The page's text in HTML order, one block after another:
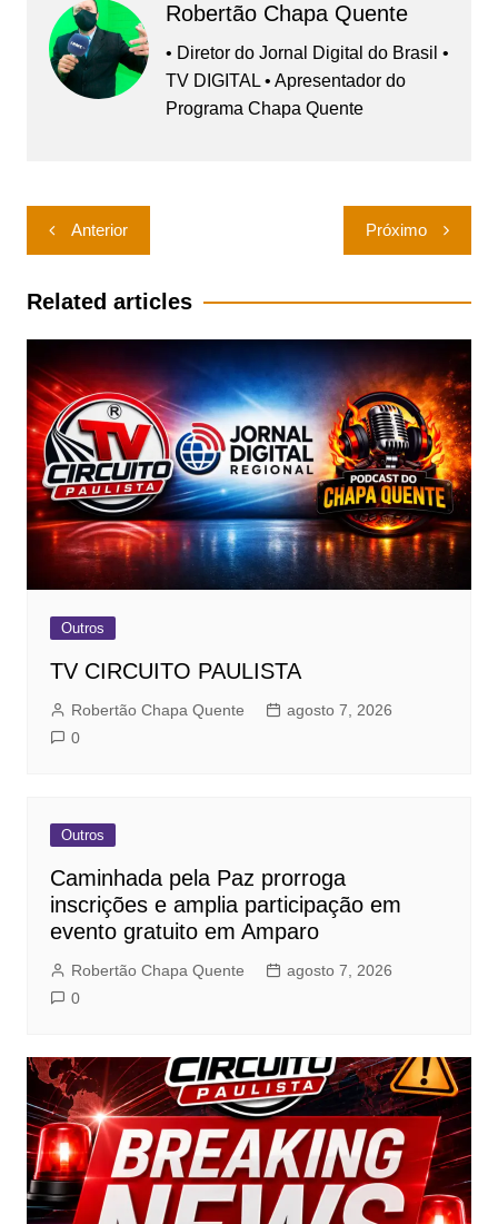
Robertão Chapa Quente
• Diretor do Jornal Digital do Brasil •
TV DIGITAL • Apresentador do
Programa Chapa Quente
Navegação
de
Post
Anterior Próximo
Related articles
Outros
TV CIRCUITO PAULISTA
Robertão Chapa Quente
agosto 7, 2026
0
Outros
Caminhada pela Paz prorroga
inscrições e amplia participação em
evento gratuito em Amparo
Robertão Chapa Quente
agosto 7, 2026
0